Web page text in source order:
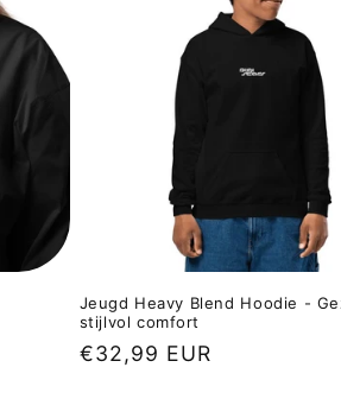
Jeugd Heavy Blend Hoodie -
stijlvol comfort
Normale
€32,99 EUR